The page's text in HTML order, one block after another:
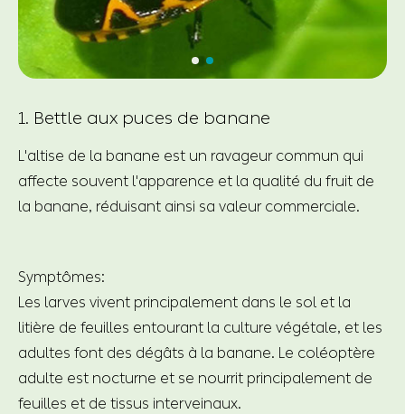
1. Bettle aux puces de banane
L'altise de la banane est un ravageur commun qui
affecte souvent l'apparence et la qualité du fruit de
la banane, réduisant ainsi sa valeur commerciale.
Symptômes:
Les larves vivent principalement dans le sol et la
litière de feuilles entourant la culture végétale, et les
adultes font des dégâts à la banane. Le coléoptère
adulte est nocturne et se nourrit principalement de
feuilles et de tissus interveinaux.